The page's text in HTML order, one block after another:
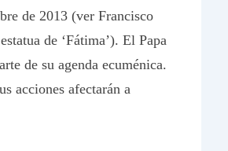
de 2013 (ver Francisco
de ‘Fátima’). El Papa
de su agenda ecuménica.
acciones afectarán a